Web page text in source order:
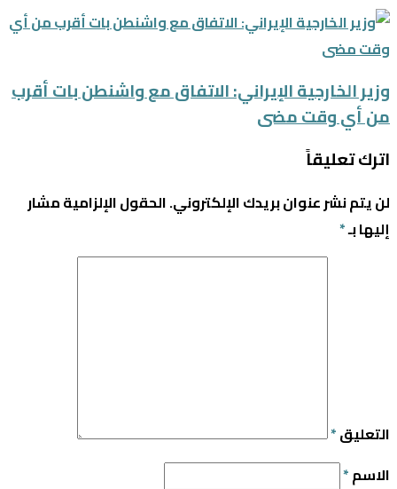
وزير الخارجية الإيراني: الاتفاق مع واشنطن بات أقرب
من أي وقت مضى
اترك تعليقاً
لن يتم نشر عنوان بريدك الإلكتروني.الحقول الإلزامية مشار
إليها بـ*
التعليق*
الاسم*